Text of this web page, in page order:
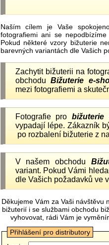
Naším cílem je Vaše
fotografiemi ani se
Pokud některé vzory bižuterie
barevných variantách dle Vašich
Zachytit bižuterii na
obchoduBižuterie e-
mezi fotografiemi a
Fotografie probižuterie
vypadají lépe. Zákazník
po rozbalení bižuterie z
V našem obchodu
variant. Pokud Vámi
dle Vašich požadavků ve
Děkujeme Vám za Vaši návštěvu
bižuterií i se službami obchodu
vyhovovat, rádi Vám je
Přihlášení pro distributory